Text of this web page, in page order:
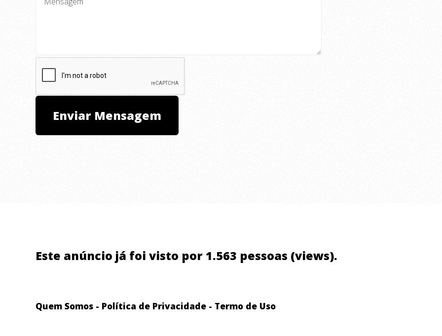
Este anúncio já foi visto por 1.563 pessoas (views).
Quem Somos - Política de Privacidade - Termo de Uso